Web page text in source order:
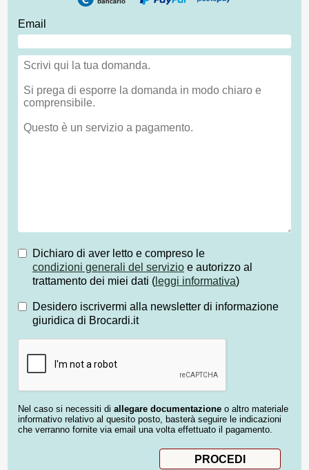
Email
Dichiaro di aver letto e compreso le
condizioni generali del servizio e autorizzo al
trattamento dei miei dati ( leggi informativa)
Desidero iscrivermi alla newsletter di informazione
giuridica di Brocardi.it
Nel caso si necessiti di allegare documentazione o altro materiale
informativo relativo al quesito posto, basterà seguire le indicazioni
che verranno fornite via email una volta effettuato il pagamento.